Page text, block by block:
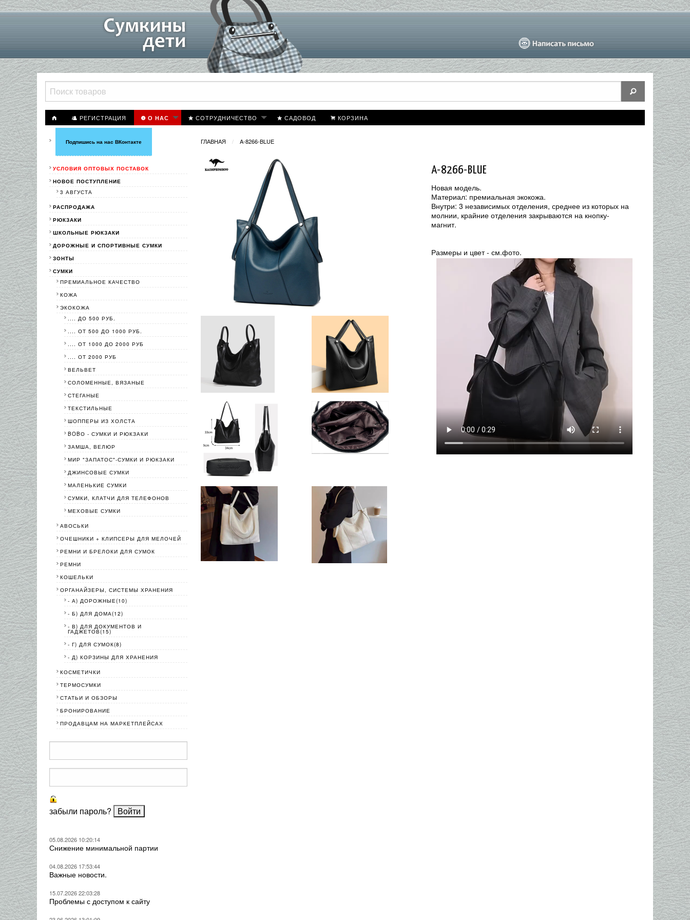
РЕГИСТРАЦИЯ О НАС СОТРУДНИЧЕСТВО САДОВОД КОРЗИНА
ГЛАВНАЯ A-8266-BLUE
A-8266-BLUE
Новая модель.
Материал: премиальная экокожа.
Внутри: 3 независимых отделения, среднее из которых на
молнии, крайние отделения закрываются на кнопку-
магнит.
Размеры и цвет - см.фото.
Подпишись на нас ВКонтакте
УСЛОВИЯ ОПТОВЫХ ПОСТАВОК
НОВОЕ ПОСТУПЛЕНИЕ
3 АВГУСТА
РАСПРОДАЖА
РЮКЗАКИ
ШКОЛЬНЫЕ РЮКЗАКИ
ДОРОЖНЫЕ И СПОРТИВНЫЕ СУМКИ
ЗОНТЫ
СУМКИ
ПРЕМИАЛЬНОЕ КАЧЕСТВО
КОЖА
ЭКОКОЖА
.... ДО 500 РУБ.
.... ОТ 500 ДО 1000 РУБ.
.... ОТ 1000 ДО 2000 РУБ
.... ОТ 2000 РУБ
ВЕЛЬВЕТ
СОЛОМЕННЫЕ, ВЯЗАНЫЕ
СТЕГАНЫЕ
ТЕКСТИЛЬНЫЕ
ШОППЕРЫ ИЗ ХОЛСТА
BOBО - СУМКИ И РЮКЗАКИ
ЗАМША, ВЕЛЮР
МИР "ЗАПАТОС"-СУМКИ И РЮКЗАКИ
ДЖИНСОВЫЕ СУМКИ
МАЛЕНЬКИЕ СУМКИ
СУМКИ, КЛАТЧИ ДЛЯ ТЕЛЕФОНОВ
МЕХОВЫЕ СУМКИ
АВОСЬКИ
ОЧЕШНИКИ + КЛИПСЕРЫ ДЛЯ МЕЛОЧЕЙ
РЕМНИ И БРЕЛОКИ ДЛЯ СУМОК
РЕМНИ
КОШЕЛЬКИ
ОРГАНАЙЗЕРЫ, СИСТЕМЫ ХРАНЕНИЯ
- А) ДОРОЖНЫЕ(10)
- Б) ДЛЯ ДОМА(12)
- В) ДЛЯ ДОКУМЕНТОВ И
ГАДЖЕТОВ(15)
- Г) ДЛЯ СУМОК(8)
- Д) КОРЗИНЫ ДЛЯ ХРАНЕНИЯ
КОСМЕТИЧКИ
ТЕРМОСУМКИ
СТАТЬИ И ОБЗОРЫ
БРОНИРОВАНИЕ
ПРОДАВЦАМ НА МАРКЕТПЛЕЙСАХ
забыли пароль?
05.08.2026 10:20:14
Снижение минимальной партии
04.08.2026 17:53:44
Важные новости.
15.07.2026 22:03:28
Проблемы с доступом к сайту